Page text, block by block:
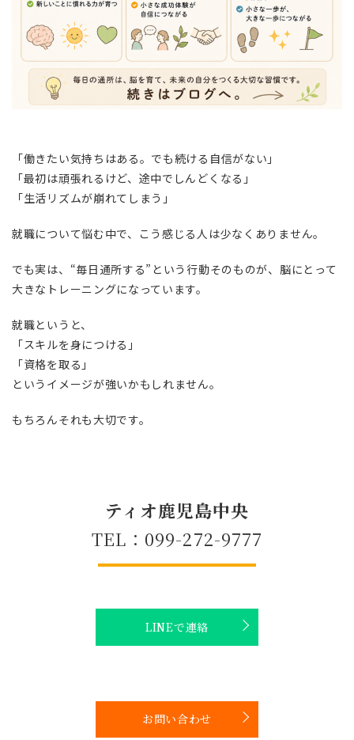
「働きたい気持ちはある。でも続ける自信がない」
「最初は頑張れるけど、途中でしんどくなる」
「生活リズムが崩れてしまう」
就職について悩む中で、こう感じる人は少なくありません。
でも実は、“毎日通所する”という行動そのものが、脳にとって
大きなトレーニングになっています。
就職というと、
「スキルを身につける」
「資格を取る」
というイメージが強いかもしれません。
もちろんそれも大切です。
ティオ鹿児島中央
TEL：099-272-9777
LINEで連絡
お問い合わせ